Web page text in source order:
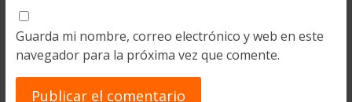
Guarda mi nombre, correo electrónico y web en este
navegador para la próxima vez que comente.